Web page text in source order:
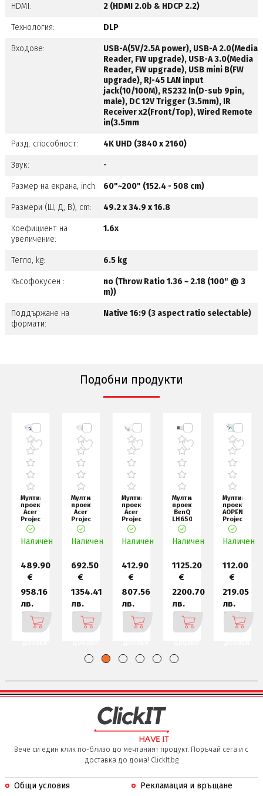
HDMI: 2 (HDMI 2.0b & HDCP 2.2)
Технология: DLP
Входове:
USB-A(5V/2.5A power), USB-A 2.0(Media
Reader, FW upgrade), USB-A 3.0(Media
Reader, FW upgrade), USB mini B(FW
upgrade), RJ-45 LAN input
jack(10/100M), RS232 In(D-sub 9pin,
male), DC 12V Trigger (3.5mm), IR
Receiver x2(Front/Top), Wired Remote
in(3.5mm
Разд. способност: 4K UHD (3840 x 2160)
Звук: -
Размер на екрана, inch: 60"~200" (152.4 - 508 cm)
Размери (Ш, Д, В), cm: 49.2 x 34.9 x 16.8
Коефициент на
увеличение:
1.6x
Тегло, kg: 6.5 kg
Късофокусен :
no (Throw Ratio 1.36 ~ 2.18 (100" @ 3
m))
Поддържане на
формати:
Native 16:9 (3 aspect ratio selectable)
Подобни продукти
Мултимедиен
проектор
Acer
Projector
S1386WH,
DLP,
Наличен
489.90
€
958.16
лв.
Мултимедиен
проектор
Acer
Projector
P5550,
DLP,
Fu
Наличен
692.50
€
1354.41
лв.
Мултимедиен
проектор
Acer
Projector
H5386BDi,
DLP,
Наличен
412.90
€
807.56
лв.
Мултимедиен
проектор
BenQ
LH650
DLP,
FHD
1080P,
Наличен
1125.20
€
2200.70
лв.
проектор
AOPEN
Projector
QP30
(powered
Наличен
112.00
€
219.05
лв.
Вече си един клик по-близо до мечтаният продукт. Поръчай сега и с
доставка до дома! ClickIt.bg
Общи условия Рекламация и връщане